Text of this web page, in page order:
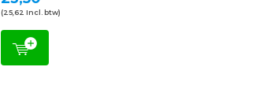
(25,62 Incl. btw)